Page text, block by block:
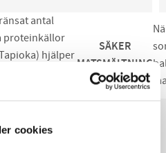
cookies
antal
proteinkällor
hjälper
SÄKER
MATSMÄLTNING
att